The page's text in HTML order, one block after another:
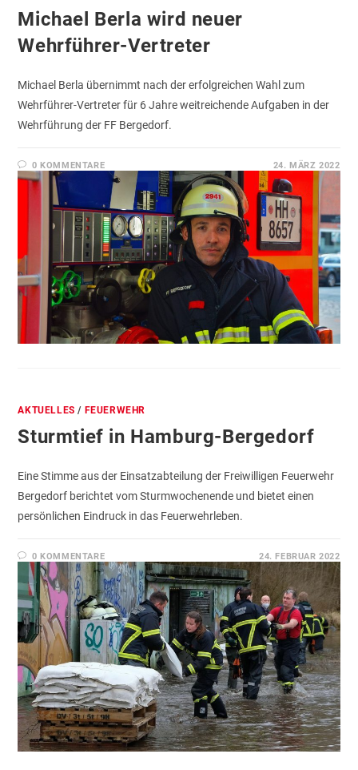
Michael Berla wird neuer
Wehrführer-Vertreter
Michael Berla übernimmt nach der erfolgreichen Wahl zum
Wehrführer-Vertreter für 6 Jahre weitreichende Aufgaben in der
Wehrführung der FF Bergedorf.
0 KOMMENTARE 24. MÄRZ 2022
AKTUELLES / FEUERWEHR
Sturmtief in Hamburg-Bergedorf
Eine Stimme aus der Einsatzabteilung der Freiwilligen Feuerwehr
Bergedorf berichtet vom Sturmwochenende und bietet einen
persönlichen Eindruck in das Feuerwehrleben.
0 KOMMENTARE 24. FEBRUAR 2022